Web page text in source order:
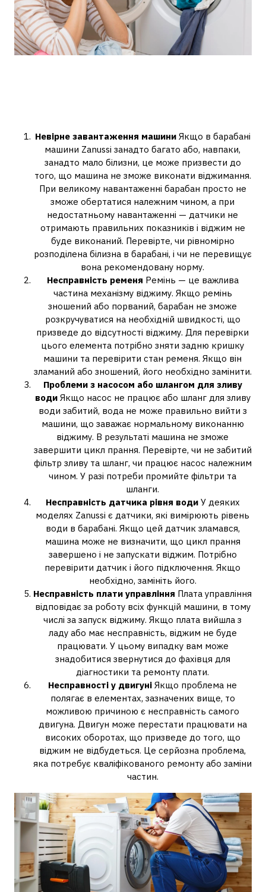
Невірне завантаження машиниЯкщо в барабані
машини Zanussi занадто багато або, навпаки,
занадто мало білизни, це може призвести до
того, що машина не зможе виконати віджимання.
При великому навантаженні барабан просто не
зможе обертатися належним чином, а при
недостатньому навантаженні — датчики не
отримають правильних показників і віджим не
буде виконаний. Перевірте, чи рівномірно
розподілена білизна в барабані, і чи не перевищує
вона рекомендовану норму.
Несправність ременя Ремінь — це важлива
частина механізму віджиму. Якщо ремінь
зношений або порваний, барабан не зможе
розкручуватися на необхідній швидкості, що
призведе до відсутності віджиму. Для перевірки
цього елемента потрібно зняти задню кришку
машини та перевірити стан ременя. Якщо він
зламаний або зношений, його необхідно замінити.
Проблеми з насосом або шлангом для зливу
водиЯкщо насос не працює або шланг для зливу
води забитий, вода не може правильно вийти з
машини, що заважає нормальному виконанню
віджиму. В результаті машина не зможе
завершити цикл прання. Перевірте, чи не забитий
фільтр зливу та шланг, чи працює насос належним
чином. У разі потреби промийте фільтри та
шланги.
Несправність датчика рівня водиУ деяких
моделях Zanussi є датчики, які вимірюють рівень
води в барабані. Якщо цей датчик зламався,
машина може не визначити, що цикл прання
завершено і не запускати віджим. Потрібно
перевірити датчик і його підключення. Якщо
необхідно, замініть його.
Несправність плати управління Плата управління
відповідає за роботу всіх функцій машини, в тому
числі за запуск віджиму. Якщо плата вийшла з
ладу або має несправність, віджим не буде
працювати. У цьому випадку вам може
знадобитися звернутися до фахівця для
діагностики та ремонту плати.
Несправності у двигуні Якщо проблема не
полягає в елементах, зазначених вище, то
можливою причиною є несправність самого
двигуна. Двигун може перестати працювати на
високих оборотах, що призведе до того, що
віджим не відбудеться. Це серйозна проблема,
яка потребує кваліфікованого ремонту або заміни
частин.